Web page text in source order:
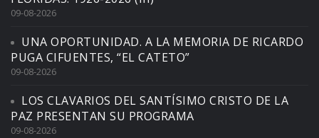
09-08-2026
UNA OPORTUNIDAD. A LA MEMORIA DE RICARDO
PUGA CIFUENTES, “EL CATETO”
09-08-2026
LOS CLAVARIOS DEL SANTÍSIMO CRISTO DE LA
PAZ PRESENTAN SU PROGRAMA
09-08-2026